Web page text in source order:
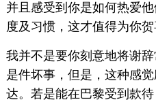
并且感受到你是如何热爱
度及习惯，这才值得为你贺
我并不是要你刻意地将谢
是件坏事，但是，这种感
达。若是能在巴黎受到款